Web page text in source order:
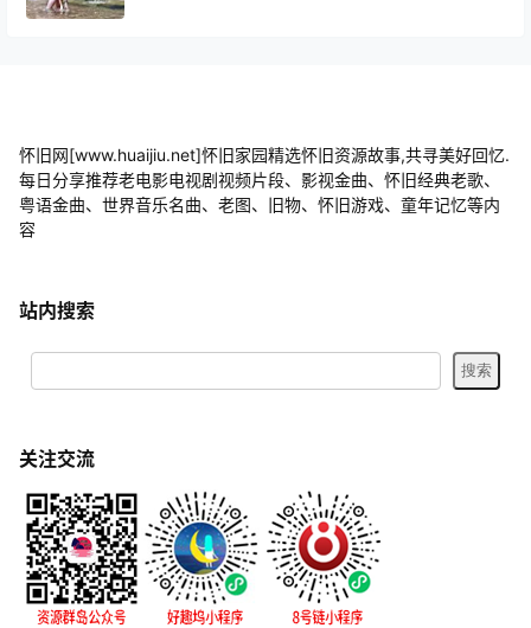
怀旧网[www.huaijiu.net]怀旧家园精选怀旧资源故事,共寻美好回忆.
每日分享推荐老电影电视剧视频片段、影视金曲、怀旧经典老歌、
粤语金曲、世界音乐名曲、老图、旧物、怀旧游戏、童年记忆等内
容
站内搜索
关注交流